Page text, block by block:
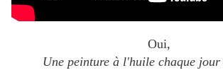
Oui,
Une peinture à l'huile chaque